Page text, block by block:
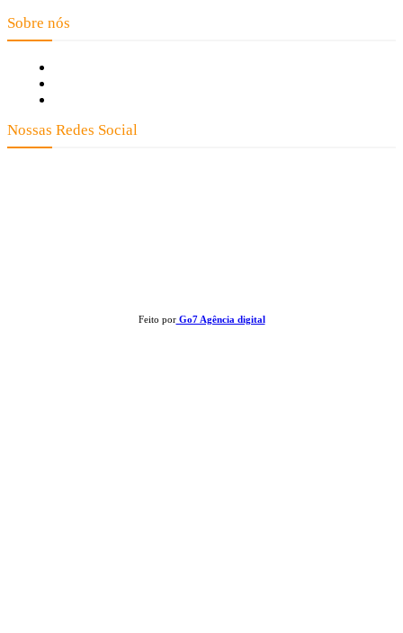
Sobre nós
Nossas Redes Social
Feito porGo7 Agência digital